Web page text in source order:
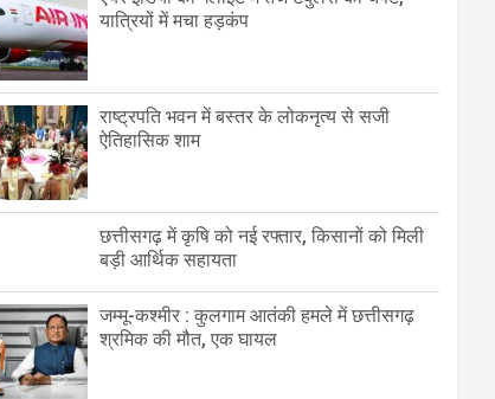
यात्रियों में मचा हड़कंप
राष्ट्रपति भवन में बस्तर के लोकनृत्य से सजी
ऐतिहासिक शाम
छत्तीसगढ़ में कृषि को नई रफ्तार, किसानों को मिली
बड़ी आर्थिक सहायता
जम्मू-कश्मीर : कुलगाम आतंकी हमले में छत्तीसगढ़
श्रमिक की मौत, एक घायल